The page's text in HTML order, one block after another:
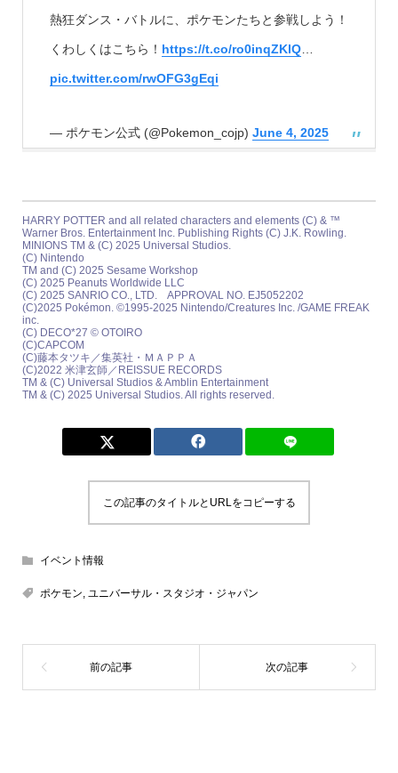
熱狂ダンス・バトルに、ポケモンたちと参戦しよう！
くわしくはこちら！ https://t.co/ro0inqZKlQ…
pic.twitter.com/rwOFG3gEqi
— ポケモン公式 (@Pokemon_cojp) June 4, 2025
HARRY POTTER and all related characters and elements (C) & ™
Warner Bros. Entertainment Inc. Publishing Rights (C) J.K. Rowling.
MINIONS TM & (C) 2025 Universal Studios.
(C) Nintendo
TM and (C) 2025 Sesame Workshop
(C) 2025 Peanuts Worldwide LLC
(C) 2025 SANRIO CO., LTD. APPROVAL NO. EJ5052202
(C)2025 Pokémon. ©1995-2025 Nintendo/Creatures Inc. /GAME FREAK
inc.
(C) DECO*27 © OTOIRO
(C)CAPCOM
(C)藤本タツキ／集英社・ＭＡＰＰＡ
(C)2022 米津玄師／REISSUE RECORDS
TM & (C) Universal Studios & Amblin Entertainment
TM & (C) 2025 Universal Studios. All rights reserved.
この記事のタイトルとURLをコピーする
イベント情報
ポケモン, ユニバーサル・スタジオ・ジャパン